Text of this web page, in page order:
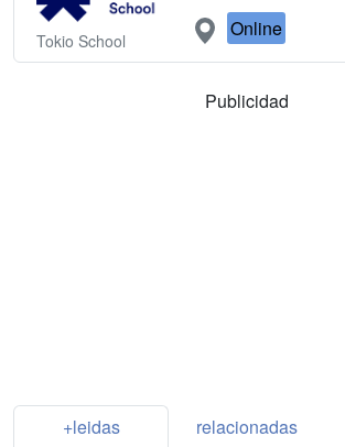
Tokio School
Online
Publicidad
+leidas relacionadas